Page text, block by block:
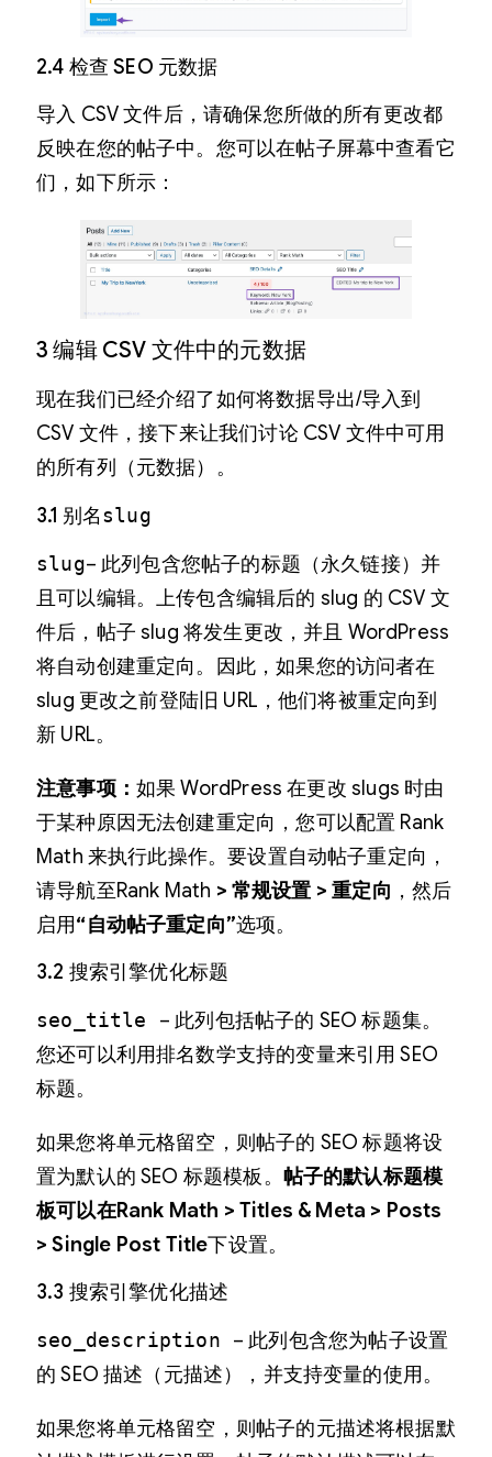
2.4 检查 SEO 元数据
导入 CSV 文件后，请确保您所做的所有更改都
反映在您的帖子中。您可以在帖子屏幕中查看它
们，如下所示：
3 编辑 CSV 文件中的元数据
现在我们已经介绍了如何将数据导出/导入到
CSV 文件，接下来让我们讨论 CSV 文件中可用
的所有列（元数据）。
3.1 别名slug
slug– 此列包含您帖子的标题（永久链接）并
且可以编辑。上传包含编辑后的 ​​slug 的 CSV 文
件后，帖子 slug 将发生更改，并且 WordPress
将自动创建重定向。因此，如果您的访问者在
slug 更改之前登陆旧 URL，他们将被重定向到
新 URL。
注意事项： 如果 WordPress 在更改 slugs 时由
于某种原因无法创建重定向，您可以配置 Rank
Math 来执行此操作。要设置自动帖子重定向，
请导航至Rank Math > 常规设置 > 重定向 ，然后
启用“自动帖子重定向”选项。
3.2 搜索引擎优化标题
seo_title – 此列包括帖子的 SEO 标题集。
您还可以利用排名数学支持的变量来引用 SEO
标题。
如果您将单元格留空，则帖子的 SEO 标题将设
置为默认的 SEO 标题模板。 帖子的默认标题模
板可以在Rank Math > Titles & Meta > Posts
> Single Post Title下设置。
3.3 搜索引擎优化描述
seo_description – 此列包含您为帖子设置
的 SEO 描述（元描述），并支持变量的使用。
如果您将单元格留空，则帖子的元描述将根据默